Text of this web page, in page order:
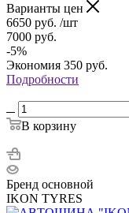
Варианты цен
6650 руб. /шт
7000 руб.
-5%
Экономия 350 руб.
Подробности
В корзину
Бренд основной
IKON TYRES